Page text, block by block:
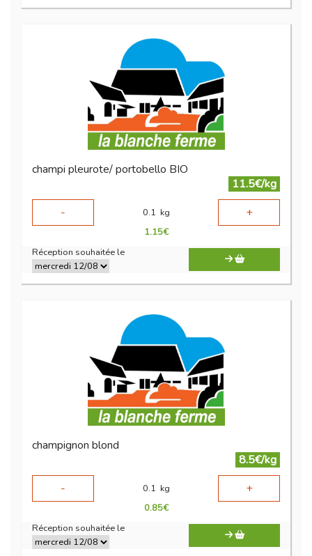
champi pleurote/ portobello BIO
11.5€/kg
-
0.1 kg +
1.15€
Réception souhaitée le
champignon blond
8.5€/kg
-
0.1 kg +
0.85€
Réception souhaitée le